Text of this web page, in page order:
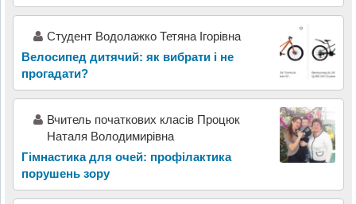
Студент Водолажко Тетяна Ігорівна
Велосипед дитячий: як вибрати і не
прогадати?
Вчитель початкових класів Процюк
Наталя Володимирівна
Гімнастика для очей: профілактика
порушень зору